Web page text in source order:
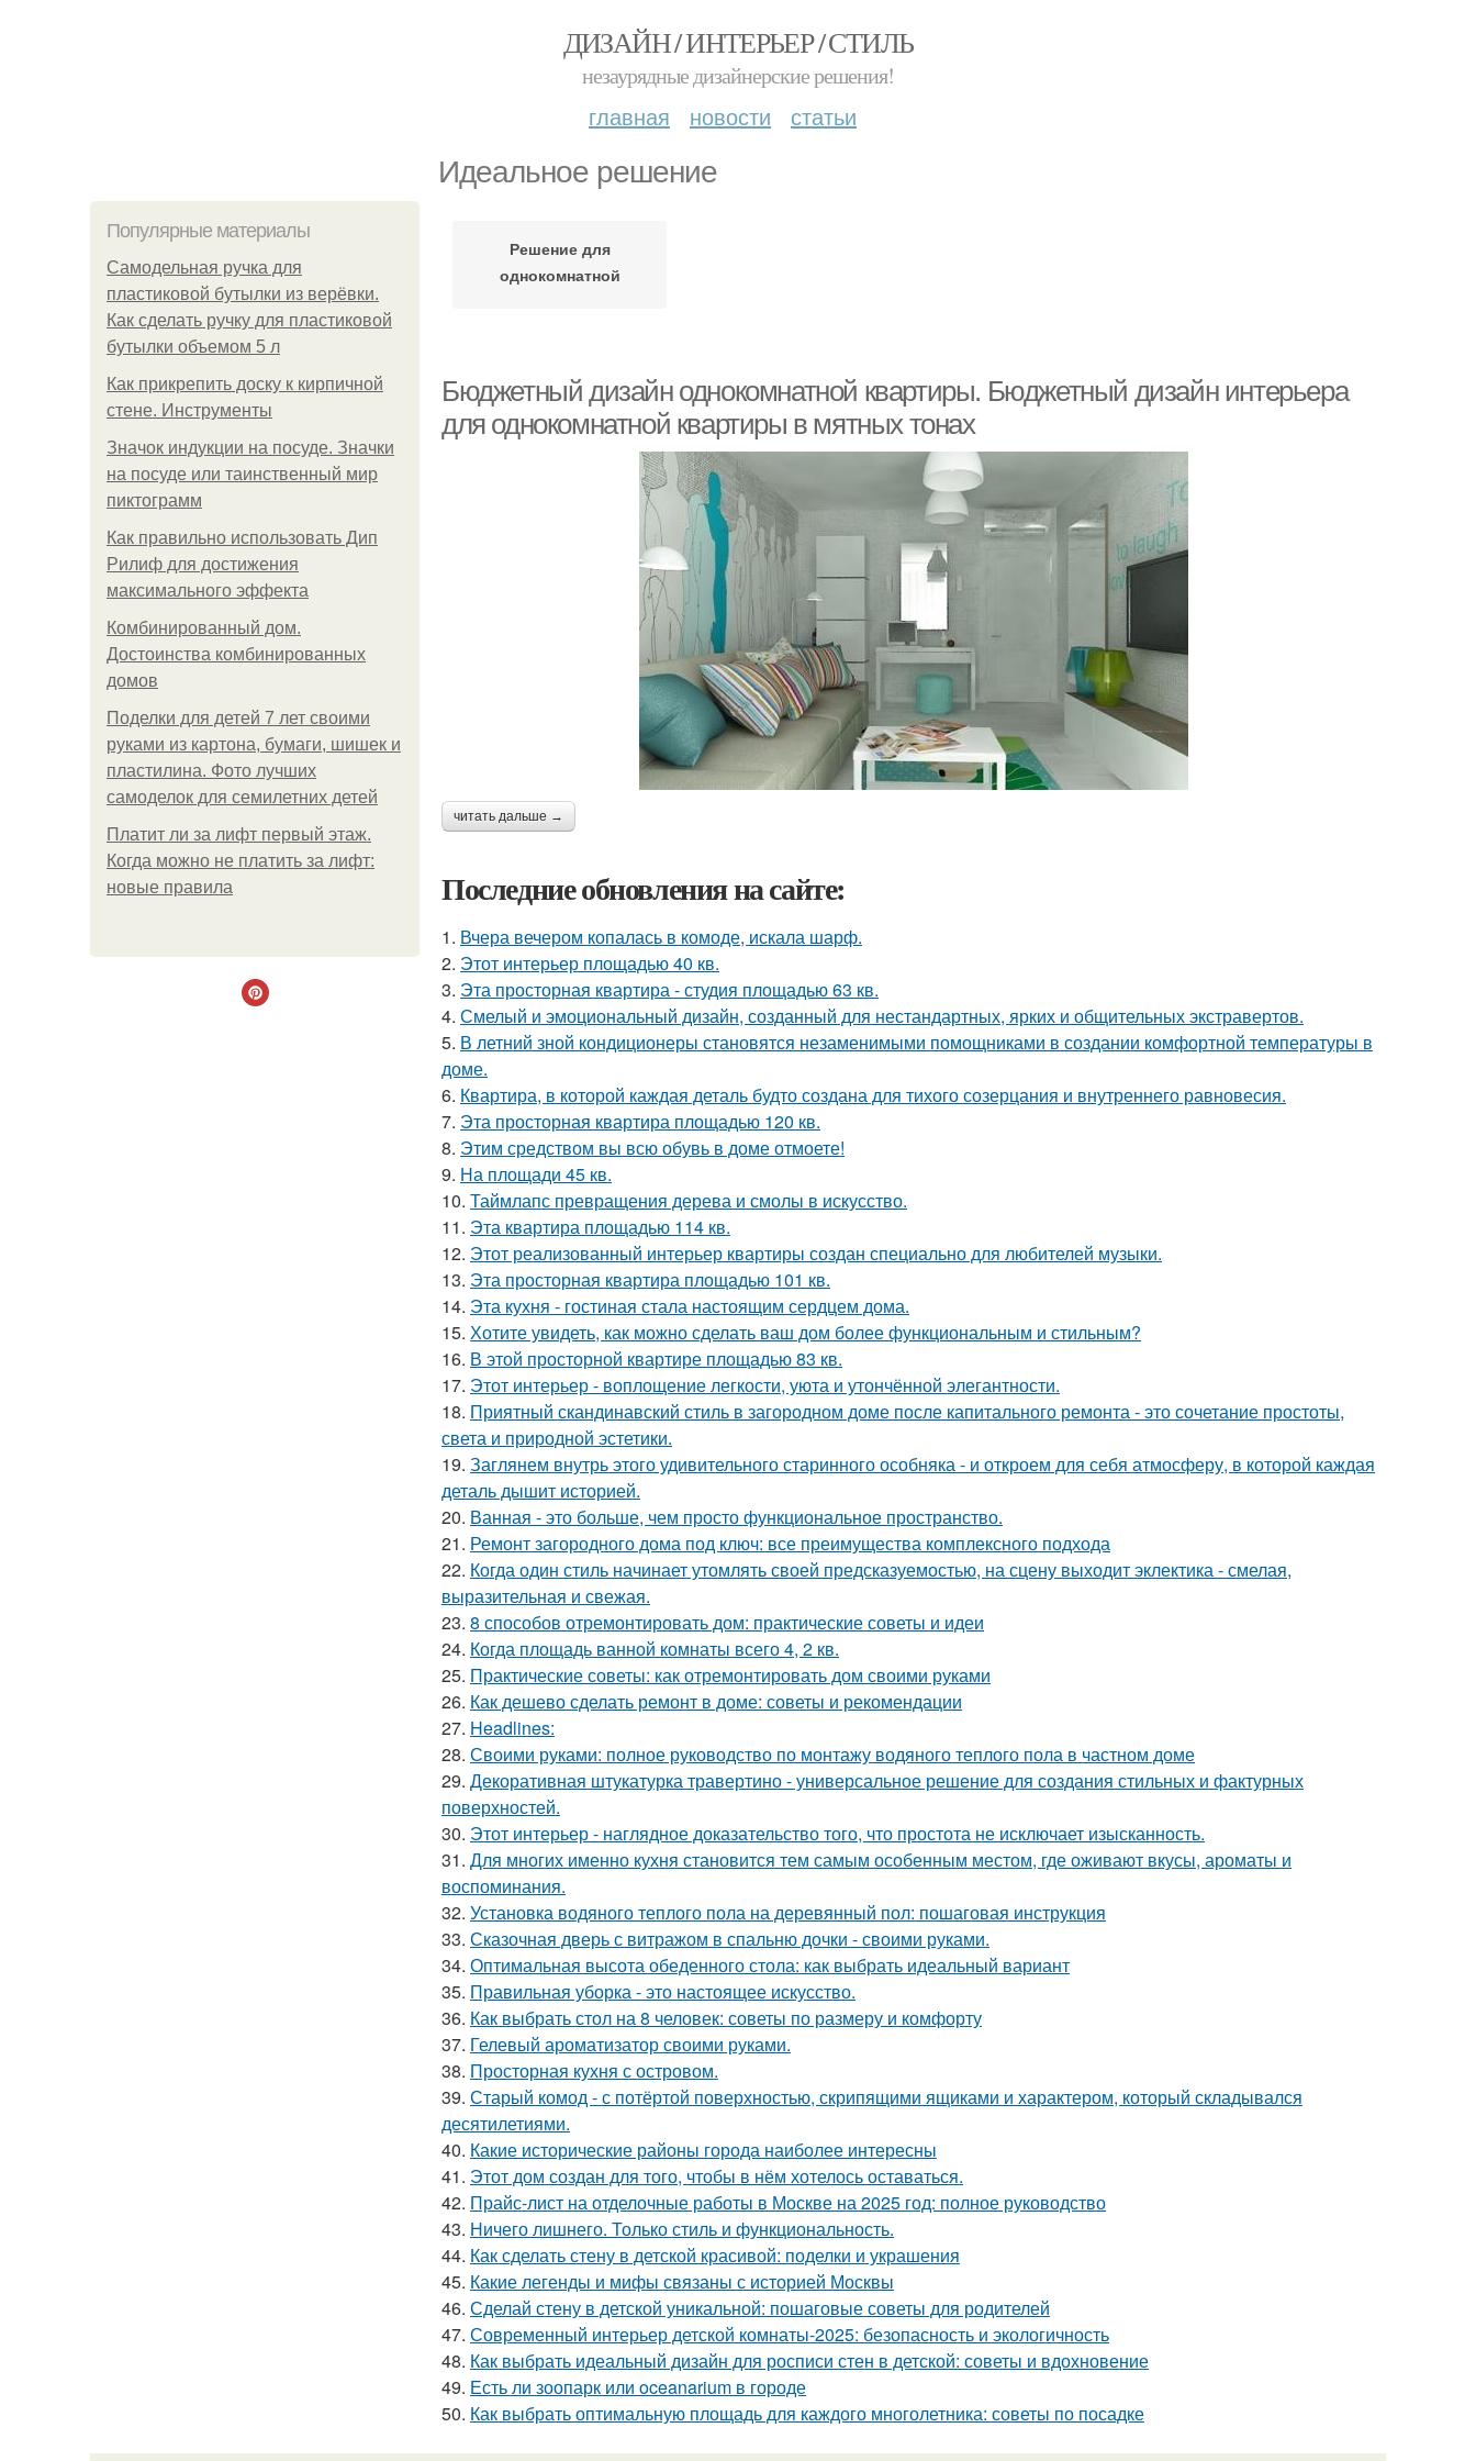
ДИЗАЙН / ИНТЕРЬЕР / СТИЛЬ
незаурядные дизайнерские решения!
главная новости статьи
Идеальное решение
Популярные материалы
Самодельная ручка для
пластиковой бутылки из верёвки.
Как сделать ручку для пластиковой
бутылки объемом 5 л
Как прикрепить доску к кирпичной
стене. Инструменты
Значок индукции на посуде. Значки
на посуде или таинственный мир
пиктограмм
Как правильно использовать Дип
Рилиф для достижения
максимального эффекта
Комбинированный дом.
Достоинства комбинированных
домов
Поделки для детей 7 лет своими
руками из картона, бумаги, шишек и
пластилина. Фото лучших
самоделок для семилетних детей
Платит ли за лифт первый этаж.
Когда можно не платить за лифт:
новые правила
Решение для
однокомнатной
Бюджетный дизайн однокомнатной квартиры. Бюджетный дизайн интерьера
для однокомнатной квартиры в мятных тонах
читать дальше →
Последние обновления на сайте:
1. Вчера вечером копалась в комоде, искала шарф.
2. Этот интерьер площадью 40 кв.
3. Эта просторная квартира - студия площадью 63 кв.
4. Смелый и эмоциональный дизайн, созданный для нестандартных, ярких и общительных экстравертов.
5. В летний зной кондиционеры становятся незаменимыми помощниками в создании комфортной температуры в
доме.
6. Квартира, в которой каждая деталь будто создана для тихого созерцания и внутреннего равновесия.
7. Эта просторная квартира площадью 120 кв.
8. Этим средством вы всю обувь в доме отмоете!
9. На площади 45 кв.
10. Таймлапс превращения дерева и смолы в искусство.
11. Эта квартира площадью 114 кв.
12. Этот реализованный интерьер квартиры создан специально для любителей музыки.
13. Эта просторная квартира площадью 101 кв.
14. Эта кухня - гостиная стала настоящим сердцем дома.
15. Хотите увидеть, как можно сделать ваш дом более функциональным и стильным?
16. В этой просторной квартире площадью 83 кв.
17. Этот интерьер - воплощение легкости, уюта и утончённой элегантности.
18. Приятный скандинавский стиль в загородном доме после капитального ремонта - это сочетание простоты,
света и природной эстетики.
19. Заглянем внутрь этого удивительного старинного особняка - и откроем для себя атмосферу, в которой каждая
деталь дышит историей.
20. Ванная - это больше, чем просто функциональное пространство.
21. Ремонт загородного дома под ключ: все преимущества комплексного подхода
22. Когда один стиль начинает утомлять своей предсказуемостью, на сцену выходит эклектика - смелая,
выразительная и свежая.
23. 8 способов отремонтировать дом: практические советы и идеи
24. Когда площадь ванной комнаты всего 4, 2 кв.
25. Практические советы: как отремонтировать дом своими руками
26. Как дешево сделать ремонт в доме: советы и рекомендации
27. Headlines:
28. Своими руками: полное руководство по монтажу водяного теплого пола в частном доме
29. Декоративная штукатурка травертино - универсальное решение для создания стильных и фактурных
поверхностей.
30. Этот интерьер - наглядное доказательство того, что простота не исключает изысканность.
31. Для многих именно кухня становится тем самым особенным местом, где оживают вкусы, ароматы и
воспоминания.
32. Установка водяного теплого пола на деревянный пол: пошаговая инструкция
33. Сказочная дверь с витражом в спальню дочки - своими руками.
34. Оптимальная высота обеденного стола: как выбрать идеальный вариант
35. Правильная уборка - это настоящее искусство.
36. Как выбрать стол на 8 человек: советы по размеру и комфорту
37. Гелевый ароматизатор своими руками.
38. Просторная кухня с островом.
39. Старый комод - с потёртой поверхностью, скрипящими ящиками и характером, который складывался
десятилетиями.
40. Какие исторические районы города наиболее интересны
41. Этот дом создан для того, чтобы в нём хотелось оставаться.
42. Прайс-лист на отделочные работы в Москве на 2025 год: полное руководство
43. Ничего лишнего. Только стиль и функциональность.
44. Как сделать стену в детской красивой: поделки и украшения
45. Какие легенды и мифы связаны с историей Москвы
46. Сделай стену в детской уникальной: пошаговые советы для родителей
47. Современный интерьер детской комнаты-2025: безопасность и экологичность
48. Как выбрать идеальный дизайн для росписи стен в детской: советы и вдохновение
49. Есть ли зоопарк или oceanarium в городе
50. Как выбрать оптимальную площадь для каждого многолетника: советы по посадке